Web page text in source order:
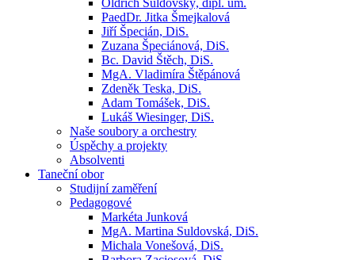
Oldřich Suldovský, dipl. um.
PaedDr. Jitka Šmejkalová
Jiří Špecián, DiS.
Zuzana Špeciánová, DiS.
Bc. David Štěch, DiS.
MgA. Vladimíra Štěpánová
Zdeněk Teska, DiS.
Adam Tomášek, DiS.
Lukáš Wiesinger, DiS.
Naše soubory a orchestry
Úspěchy a projekty
Absolventi
Taneční obor
Studijní zaměření
Pedagogové
Markéta Junková
MgA. Martina Suldovská, DiS.
Michala Vonešová, DiS.